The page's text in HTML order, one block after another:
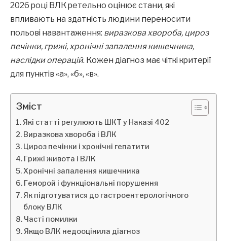
2026 році ВЛК ретельно оцінює стани, які
впливають на здатність людини переносити
польові навантаження: виразкова хвороба, цироз
печінки, грижі, хронічні запалення кишечника,
наслідки операцій. Кожен діагноз має чіткі критерії
для пунктів «а», «б», «в».
Зміст
Які статті регулюють ШКТ у Наказі 402
Виразкова хвороба і ВЛК
Цироз печінки і хронічні гепатити
Грижі живота і ВЛК
Хронічні запалення кишечника
Геморой і функціональні порушення
Як підготуватися до гастроентерологічного
блоку ВЛК
Часті помилки
Якщо ВЛК недооцінила діагноз